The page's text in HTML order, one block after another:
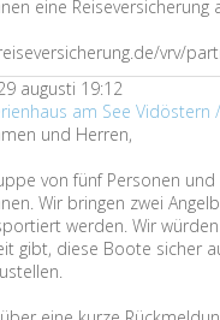
eine Reiseversicherung
vrv/
augusti 19:12
am See Vidöstern
und Herren,
von fünf Personen
Wir bringen zwei
werden. Wir
gibt, diese Boote sicher